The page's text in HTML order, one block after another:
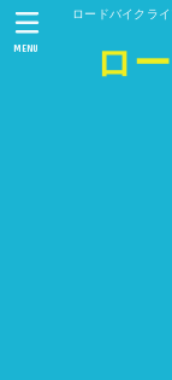
ロードバイクラ
ロ
MENU